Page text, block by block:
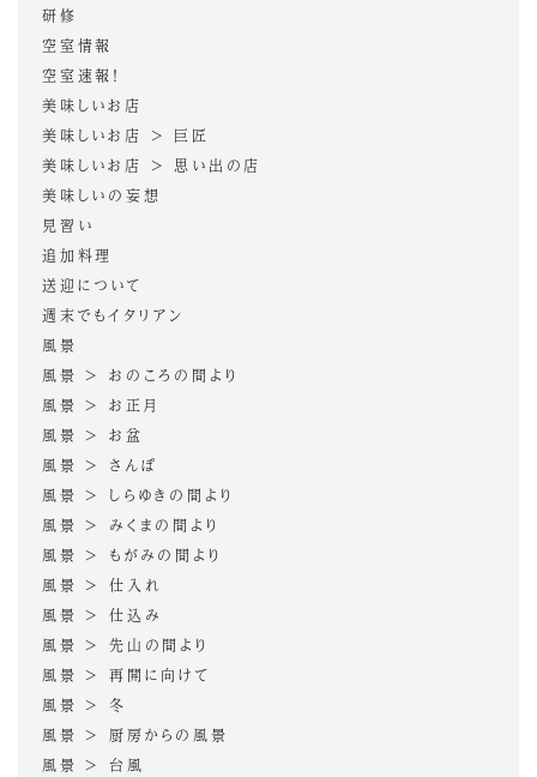
研修
空室情報
空室速報！
美味しいお店
美味しいお店 > 巨匠
美味しいお店 > 思い出の店
美味しいの妄想
見習い
追加料理
送迎について
週末でもイタリアン
風景
風景 > おのころの間より
風景 > お正月
風景 > お盆
風景 > さんぽ
風景 > しらゆきの間より
風景 > みくまの間より
風景 > もがみの間より
風景 > 仕入れ
風景 > 仕込み
風景 > 先山の間より
風景 > 再開に向けて
風景 > 冬
風景 > 厨房からの風景
風景 > 台風